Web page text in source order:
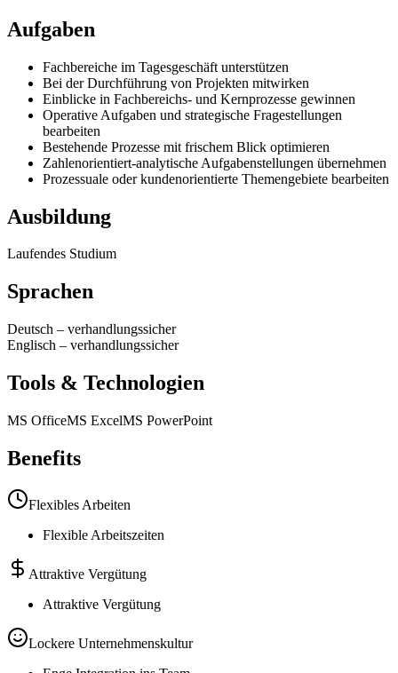
Aufgaben
Fachbereiche im Tagesgeschäft unterstützen
Bei der Durchführung von Projekten mitwirken
Einblicke in Fachbereichs- und Kernprozesse gewinnen
Operative Aufgaben und strategische Fragestellungen
bearbeiten
Bestehende Prozesse mit frischem Blick optimieren
Zahlenorientiert-analytische Aufgabenstellungen übernehmen
Prozessuale oder kundenorientierte Themengebiete bearbeiten
Ausbildung
Laufendes Studium
Sprachen
Deutsch – verhandlungssicher
Englisch – verhandlungssicher
Tools & Technologien
MS OfficeMS ExcelMS PowerPoint
Benefits
Flexibles Arbeiten
Flexible Arbeitszeiten
Attraktive Vergütung
Attraktive Vergütung
Lockere Unternehmenskultur